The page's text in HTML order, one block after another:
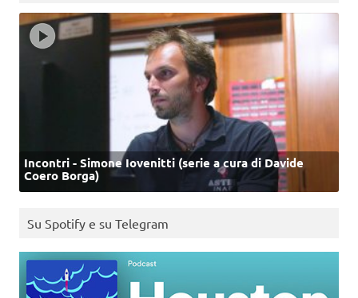
Incontri - Simone Iovenitti (serie a cura di Davide
Coero Borga)
Su Spotify e su Telegram